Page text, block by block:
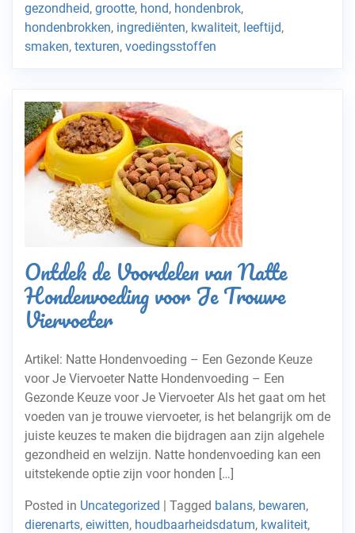
gezondheid, grootte, hond, hondenbrok,
hondenbrokken, ingrediënten, kwaliteit, leeftijd,
smaken, texturen, voedingsstoffen
Ontdek de Voordelen van Natte
Hondenvoeding voor Je Trouwe
Viervoeter
Artikel: Natte Hondenvoeding – Een Gezonde Keuze
voor Je Viervoeter Natte Hondenvoeding – Een
Gezonde Keuze voor Je Viervoeter Als het gaat om het
voeden van je trouwe viervoeter, is het belangrijk om de
juiste keuzes te maken die bijdragen aan zijn algehele
gezondheid en welzijn. Natte hondenvoeding kan een
uitstekende optie zijn voor honden […]
Posted in Uncategorized | Tagged balans, bewaren,
dierenarts, eiwitten, houdbaarheidsdatum, kwaliteit,